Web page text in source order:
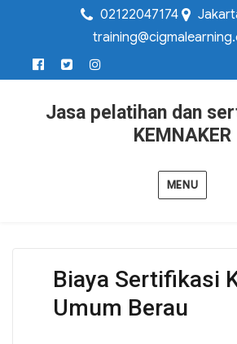
02122047174
Jasa pelatihan dan
KEMNAKER
MENU
Biaya Sertifikasi
Umum Berau